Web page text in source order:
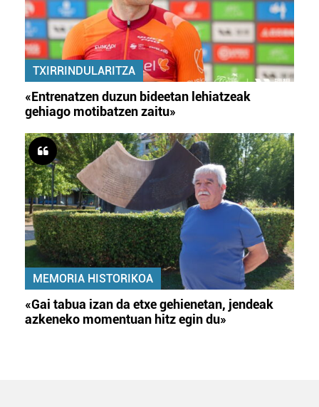
TXIRRINDULARITZA
«Entrenatzen duzun bideetan lehiatzeak
gehiago motibatzen zaitu»
MEMORIA HISTORIKOA
«Gai tabua izan da etxe gehienetan, jendeak
azkeneko momentuan hitz egin du»